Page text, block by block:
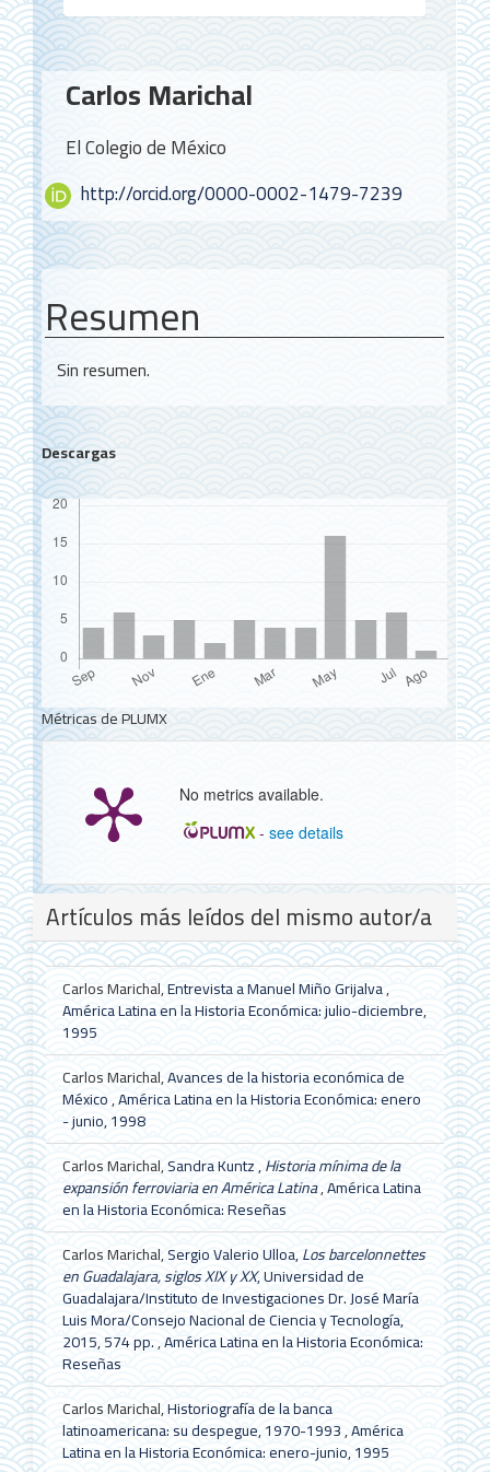
Contenido
principal
del
artículo
Carlos Marichal
El Colegio de México
http://orcid.org/0000-0002-1479-7239
Resumen
Sin resumen.
Descargas
Métricas de PLUMX
No metrics available.
-see details
Detalles
del
artículo
Artículos más leídos del mismo autor/a
Carlos Marichal,Entrevista a Manuel Miño Grijalva,
América Latina en la Historia Económica: julio-diciembre,
1995
Carlos Marichal,Avances de la historia económica de
México,América Latina en la Historia Económica: enero
- junio, 1998
Carlos Marichal,Sandra Kuntz ,Historia mínima de la
expansión ferroviaria en América Latina,América Latina
en la Historia Económica: Reseñas
Carlos Marichal,Sergio Valerio Ulloa,Los barcelonnettes
en Guadalajara, siglos XIX y XX, Universidad de
Guadalajara/Instituto de Investigaciones Dr. José María
Luis Mora/Consejo Nacional de Ciencia y Tecnología,
2015, 574 pp.,América Latina en la Historia Económica:
Reseñas
Carlos Marichal,Historiografía de la banca
latinoamericana: su despegue, 1970-1993,América
Latina en la Historia Económica: enero-junio, 1995